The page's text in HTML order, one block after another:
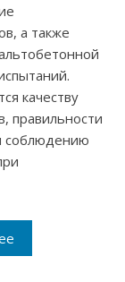
а также
качеству
правильности
соблюдению